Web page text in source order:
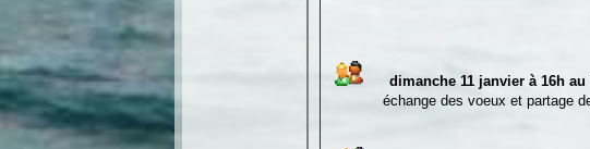
dimanche 11 janvier à 16h
échange des voeux et partage de